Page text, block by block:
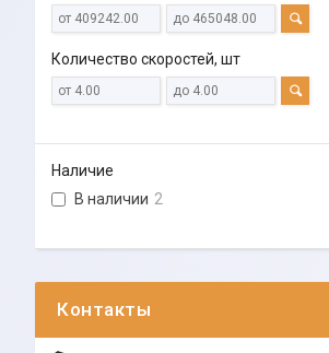
Количество скоростей, шт
Наличие
В наличии 2